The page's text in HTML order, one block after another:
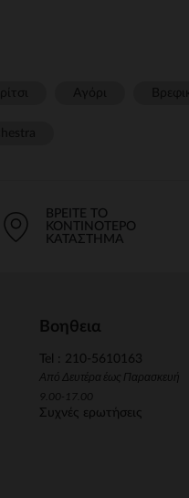
ΒΡΕΊΤΕ ΤΟ
ΚΟΝΤΙΝΌΤΕΡΟ
ΚΑΤΆΣΤΗΜΑ
Βοηθεια
Tel : 210-5610163
Από Δευτέρα έως Παρασκευή
9.00-17.00
Συχνές ερωτήσεις